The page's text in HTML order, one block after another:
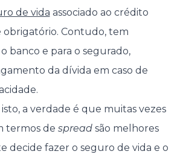
de vida associado ao crédito
obrigatório. Contudo, tem
banco e para o segurado,
da dívida em caso de
a verdade é que muitas vezes
termos de spreadsão melhores
decide fazer o seguro de vida e o